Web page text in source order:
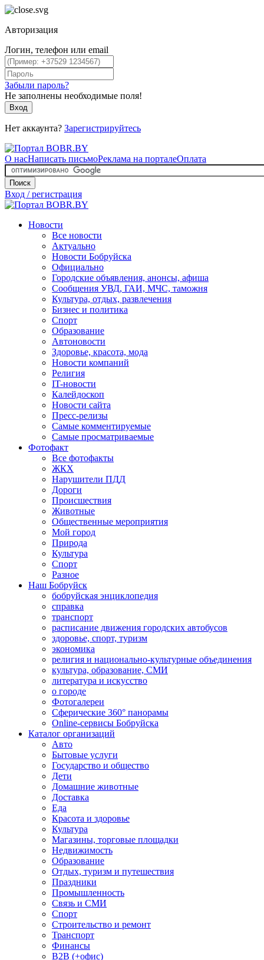
Авторизация
Логин, телефон или email
Забыли пароль?
Не заполнены необходимые поля!
Вход
Нет аккаунта? Зарегистрируйтесь
О насНаписать письмоРеклама на порталеОплата
Поиск
Вход / регистрация
Новости
Все новости
Актуально
Новости Бобруйска
Официально
Городские объявления, анонсы, афиша
Сообщения УВД, ГАИ, МЧС, таможня
Культура, отдых, развлечения
Бизнес и политика
Спорт
Образование
Автоновости
Здоровье, красота, мода
Новости компаний
Религия
IT-новости
Калейдоскоп
Новости сайта
Пресс-релизы
Самые комментируемые
Самые просматриваемые
Фотофакт
Все фотофакты
ЖКХ
Нарушители ПДД
Дороги
Происшествия
Животные
Общественные мероприятия
Мой город
Природа
Культура
Спорт
Разное
Наш Бобруйск
бобруйская энциклопедия
справка
транспорт
расписание движения городских автобусов
здоровье, спорт, туризм
экономика
религия и национально-культурные объединения
культура, образование, СМИ
литература и искусство
о городе
Фотогалереи
Сферические 360° панорамы
Online-сервисы Бобруйска
Каталог организаций
Авто
Бытовые услуги
Государство и общество
Дети
Домашние животные
Доставка
Еда
Красота и здоровье
Культура
Магазины, торговые площадки
Недвижимость
Образование
Отдых, туризм и путешествия
Праздники
Промышленность
Связь и СМИ
Спорт
Строительство и ремонт
Транспорт
Финансы
B2B (+офис)